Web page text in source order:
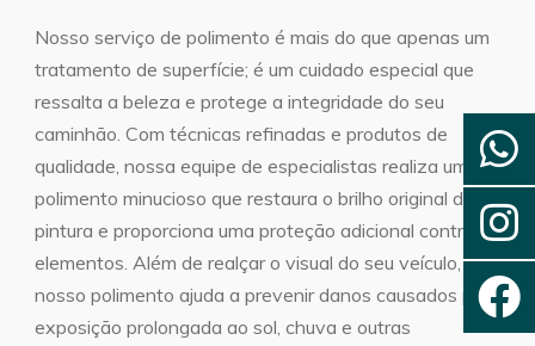
Nosso serviço de polimento é mais do que apenas um
tratamento de superfície; é um cuidado especial que
ressalta a beleza e protege a integridade do seu
caminhão. Com técnicas refinadas e produtos de
qualidade, nossa equipe de especialistas realiza um
polimento minucioso que restaura o brilho original da
pintura e proporciona uma proteção adicional contra os
elementos. Além de realçar o visual do seu veículo,
nosso polimento ajuda a prevenir danos causados por
exposição prolongada ao sol, chuva e outras